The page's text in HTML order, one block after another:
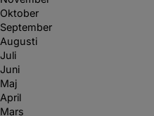
Oktober
September
Augusti
Juli
Juni
Maj
April
Mars